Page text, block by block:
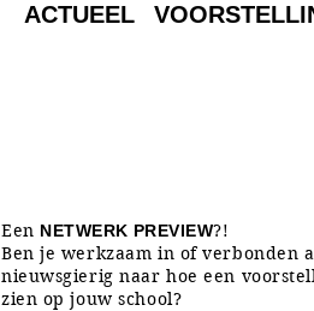
ACTUEEL
Een NETWERK PREVIEW?!
Ben je werkzaam in of verbonden
nieuwsgierig naar hoe een
zien op jouw school?